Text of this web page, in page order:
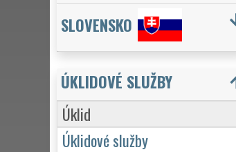
SLOVENSKO
ÚKLIDOVÉ SLUŽBY
Úklid
Úklidové služby